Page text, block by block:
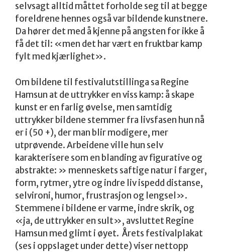
selvsagt alltid måttet forholde seg til at begge
foreldrene hennes også var bildende kunstnere.
Da hører det med å kjenne på angsten for ikke å
få det til: «men det har vært en fruktbar kamp
fylt med kjærlighet».
Om bildene til festivalutstillinga sa Regine
Hamsun at de uttrykker en viss kamp: å skape
kunst er en farlig øvelse, men samtidig
uttrykker bildene stemmer fra livsfasen hun nå
er i (50 +), der man blir modigere, mer
utprøvende. Arbeidene ville hun selv
karakterisere som en blanding av figurative og
abstrakte: » menneskets saftige natur i farger,
form, rytmer, ytre og indre liv ispedd distanse,
selvironi, humor, frustrasjon og lengsel».
Stemmene i bildene er varme, indre skrik, og
«ja, de uttrykker en sult», avsluttet Regine
Hamsun med glimt i øyet. Årets festivalplakat
(ses i oppslaget under dette) viser nettopp